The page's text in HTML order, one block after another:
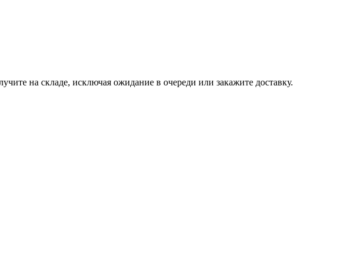
на складе, исключая ожидание в очереди или закажите доставку.